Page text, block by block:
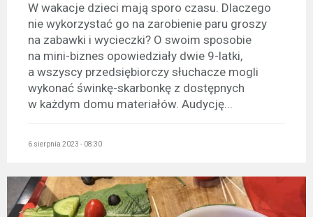
W wakacje dzieci mają sporo czasu. Dlaczego
nie wykorzystać go na zarobienie paru groszy
na zabawki i wycieczki? O swoim sposobie
na mini-biznes opowiedziały dwie 9-latki,
a wszyscy przedsiębiorczy słuchacze mogli
wykonać świnkę-skarbonkę z dostępnych
w każdym domu materiałów. Audycję...
6 sierpnia 2023 - 08:30